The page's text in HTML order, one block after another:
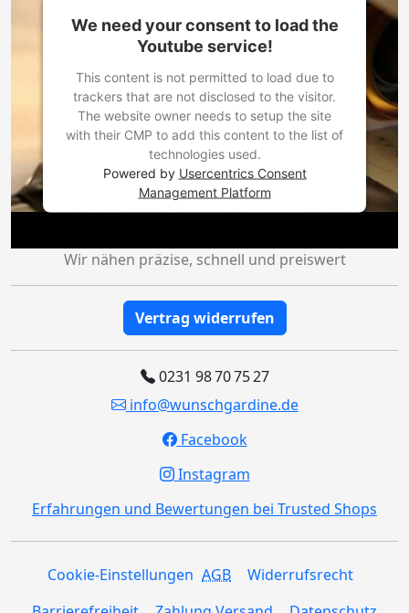
We need your consent to load the
Youtube service!
This content is not permitted to load due to
trackers that are not disclosed to the visitor.
The website owner needs to setup the site
with their CMP to add this content to the list of
technologies used.
Powered by Usercentrics Consent
Management Platform
Wir nähen präzise, schnell und preiswert
Vertrag widerrufen
0231 98 70 75 27
info@wunschgardine.de
Facebook
Instagram
Erfahrungen und Bewertungen bei Trusted Shops
Cookie-Einstellungen AGB
Widerrufsrecht